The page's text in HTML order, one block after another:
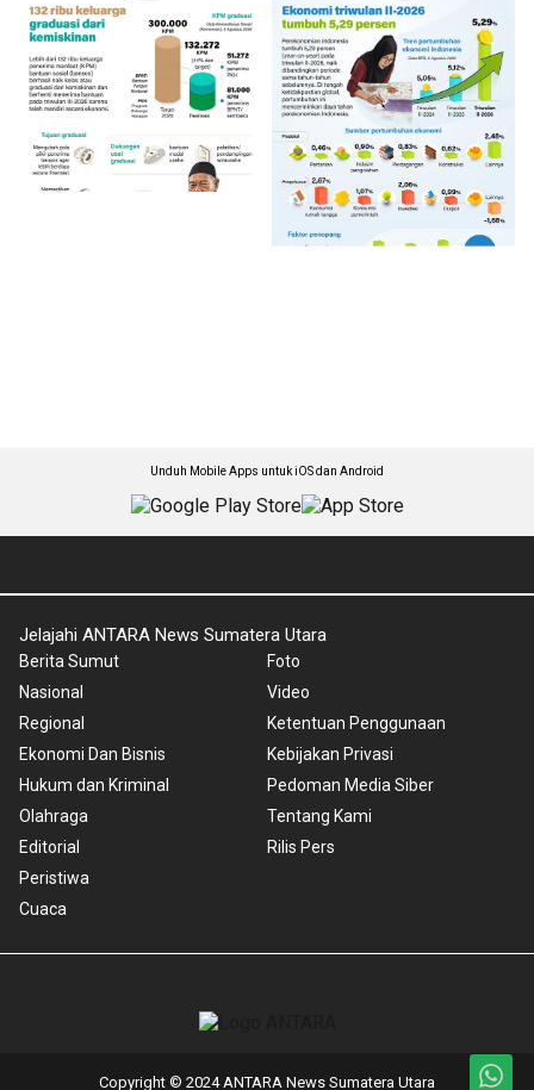
Unduh Mobile Apps untuk iOS dan Android
Jelajahi ANTARA News Sumatera Utara
Berita Sumut
Nasional
Regional
Ekonomi Dan Bisnis
Hukum dan Kriminal
Olahraga
Editorial
Peristiwa
Cuaca
Foto
Video
Ketentuan Penggunaan
Kebijakan Privasi
Pedoman Media Siber
Tentang Kami
Rilis Pers
Copyright © 2024 ANTARA News Sumatera Utara